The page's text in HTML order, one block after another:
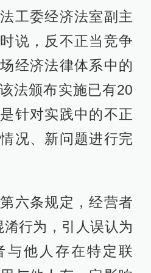
工委经济法室副主
说，反不正当竞争
经济法律体系中的
法颁布实施已有20
针对实践中的不正
况、新问题进行完
六条规定，经营者
行为，引人误认为
与他人存在特定联